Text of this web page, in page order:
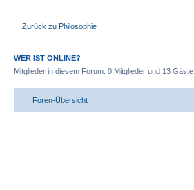
Zurück zu Philosophie
WER IST ONLINE?
Mitglieder in diesem Forum: 0 Mitglieder und 13 Gäste
Foren-Übersicht